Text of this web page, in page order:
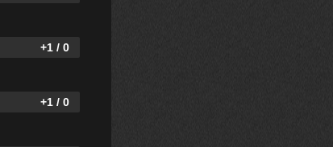
+1 / 0
+1 / 0